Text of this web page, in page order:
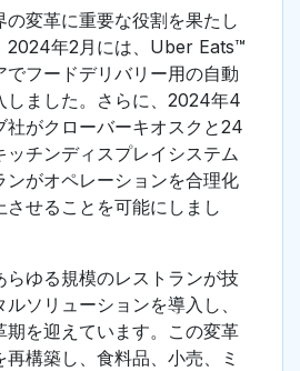
変革に重要な役割を果たし
2024年2月には、Uber Eats™
でフードデリバリー用の自動
しました。さらに、2024年4
社がクローバーキオスクと24
ッチンディスプレイシステム
ンがオペレーションを合理化
させることを可能にしまし
らゆる規模のレストランが技
ソリューションを導入し、
期を迎えています。この変革
構築し、食料品、小売、ミ